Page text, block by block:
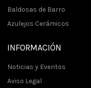
Baldosas de Barro
Azulejos Cerámicos
INFORMACIÓN
Noticias y Eventos
Aviso Legal